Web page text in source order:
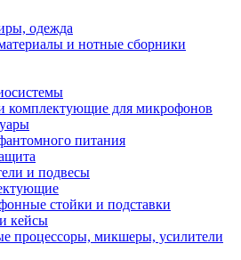
одежда
и нотные сборники
комплектующие для микрофонов
питания
и подвесы
стойки и подставки
кейсы
процессоры, микшеры, усилители